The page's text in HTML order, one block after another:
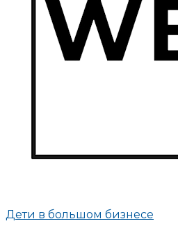
Дети в большом бизнесе